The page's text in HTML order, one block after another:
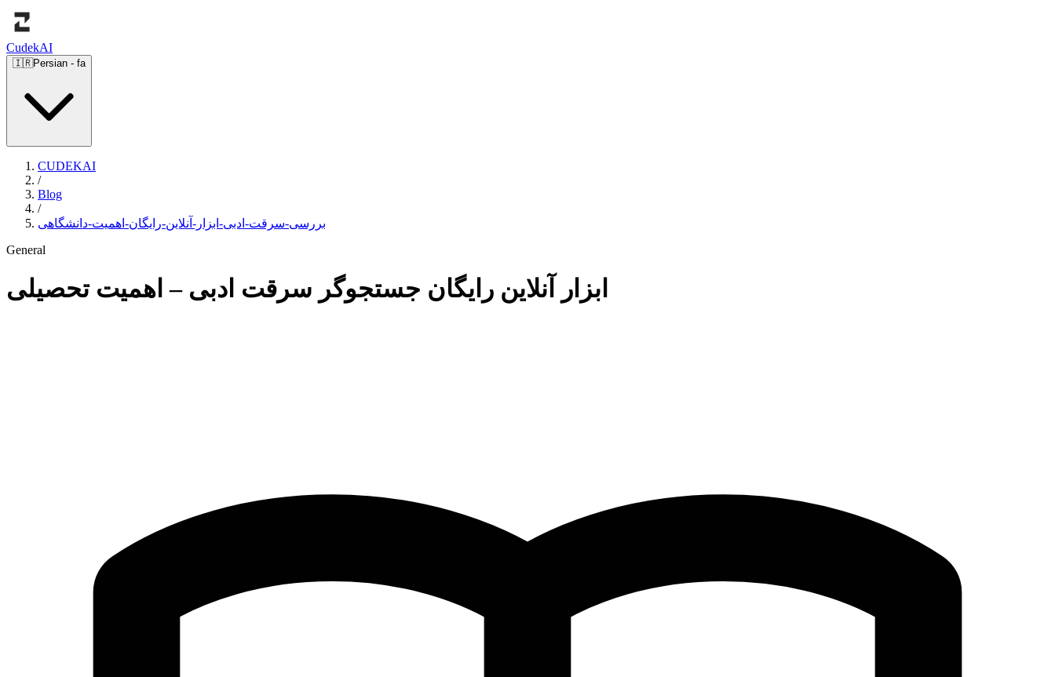
CudekAI
🇮🇷Persian - fa
CUDEKAI
/
Blog
/
بررسی-سرقت-ادبی-ابزار-آنلاین-رایگان-اهمیت-دانشگاهی
General
ابزار آنلاین رایگان جستجوگر سرقت ادبی – اهمیت تحصیلی